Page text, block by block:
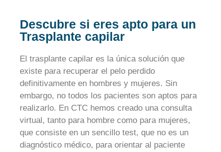
Descubre si eres apto para un
Trasplante capilar
El trasplante capilar es la única solución que
existe para recuperar el pelo perdido
definitivamente en hombres y mujeres. Sin
embargo, no todos los pacientes son aptos para
realizarlo. En CTC hemos creado una consulta
virtual, tanto para hombre como para mujeres,
que consiste en un sencillo test, que no es un
diagnóstico médico, para orientar al paciente